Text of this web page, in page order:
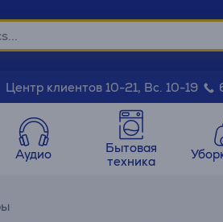
Центр клиентов 10-21, Вс. 10-19
Аудио
Бытовая
техника